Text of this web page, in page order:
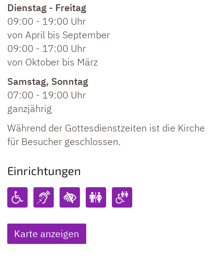
Dienstag - Freitag
09:00 - 19:00 Uhr
von April bis September
09:00 - 17:00 Uhr
von Oktober bis März
Samstag, Sonntag
07:00 - 19:00 Uhr
ganzjährig
Während der Gottesdienstzeiten ist die Kirche
für Besucher geschlossen.
Einrichtungen
Karte anzeigen